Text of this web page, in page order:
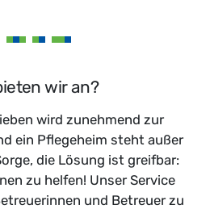
wir an?
wird zunehmend zur
ein Pflegeheim steht außer
die Lösung ist greifbar:
zu helfen! Unser Service
und Betreuer zu